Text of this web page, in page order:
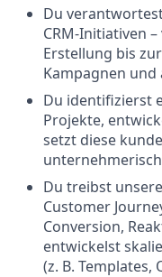
Du
CRM-Initiativen
Erstellung bis
Kampagnen
Du identifizierst
Projekte,
setzt diese
Du treibst
Customer
Conversion,
entwickelst
(z. B. Templates,